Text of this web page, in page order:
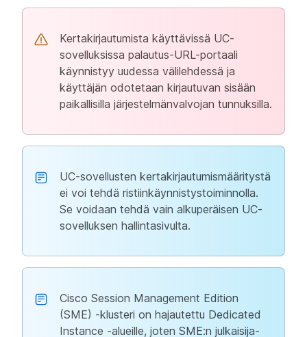
Kertakirjautumista käyttävissä UC-
sovelluksissa palautus-URL-portaali
käynnistyy uudessa välilehdessä ja
käyttäjän odotetaan kirjautuvan sisään
paikallisilla järjestelmänvalvojan tunnuksilla.
UC-sovellusten kertakirjautumismääritystä
ei voi tehdä ristiinkäynnistystoiminnolla.
Se voidaan tehdä vain alkuperäisen UC-
sovelluksen hallintasivulta.
Cisco Session Management Edition
(SME) -klusteri on hajautettu Dedicated
Instance -alueille, joten SME:n julkaisija-